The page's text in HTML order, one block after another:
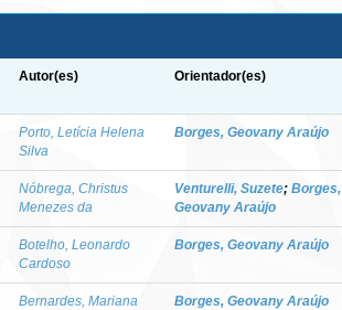
Autor(es) Orientador(es)
Porto, Letícia Helena
Silva
Borges, Geovany Araújo
Nóbrega, Christus
Menezes da
Venturelli, Suzete; Borges,
Geovany Araújo
Botelho, Leonardo
Cardoso
Borges, Geovany Araújo
Bernardes, Mariana
Borges, Geovany Araújo